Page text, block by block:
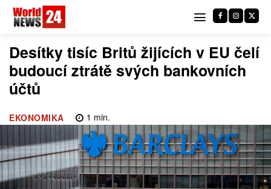
Desítky tisíc Britů žijících v EU čelí
budoucí ztrátě svých bankovních
účtů
EKONOMIKA 1 min.